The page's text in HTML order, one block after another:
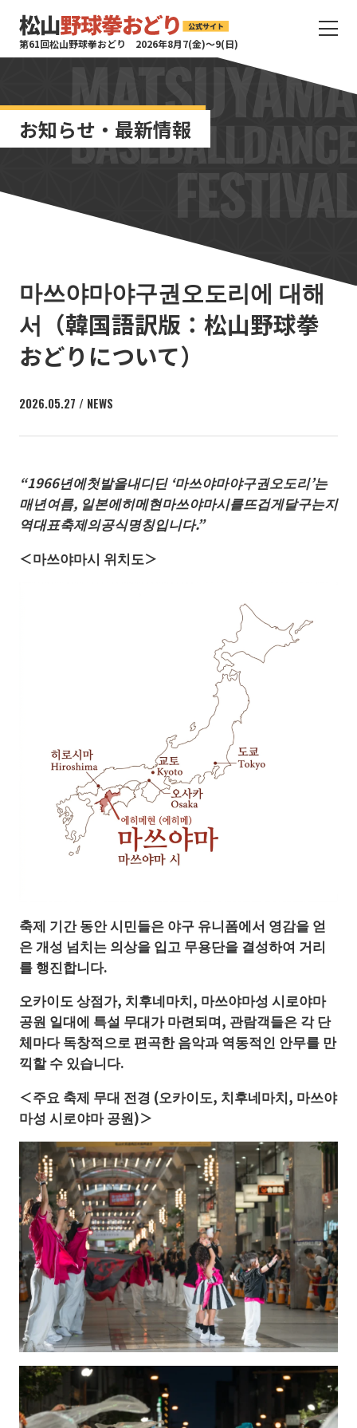
第61回松山野球拳おどり 2026年8月7(金)〜9(日)
お知らせ・最新情報
마쓰야마야구권오도리에 대해
서（韓国語訳版：松山野球拳
おどりについて）
2026.05.27 / NEWS
“1966년에첫발을내디딘 ‘마쓰야마야구권오도리’는
매년여름, 일본에히메현마쓰야마시를뜨겁게달구는지
역대표축제의공식명칭입니다.”
＜마쓰야마시 위치도＞
축제 기간 동안 시민들은 야구 유니폼에서 영감을 얻
은 개성 넘치는 의상을 입고 무용단을 결성하여 거리
를 행진합니다.
오카이도 상점가, 치후네마치, 마쓰야마성 시로야마
공원 일대에 특설 무대가 마련되며, 관람객들은 각 단
체마다 독창적으로 편곡한 음악과 역동적인 안무를 만
끽할 수 있습니다.
＜주요 축제 무대 전경 (오카이도, 치후네마치, 마쓰야
마성 시로야마 공원)＞
サ
タ
ト
サ
ト
ー